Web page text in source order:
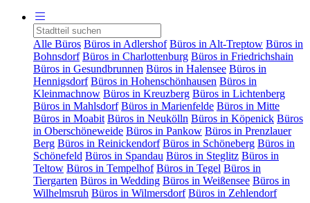
Alle Büros Büros in Adlershof Büros in Alt-Treptow Büros in
Bohnsdorf Büros in Charlottenburg Büros in Friedrichshain
Büros in Gesundbrunnen Büros in Halensee Büros in
Hennigsdorf Büros in Hohenschönhausen Büros in
Kleinmachnow Büros in Kreuzberg Büros in Lichtenberg
Büros in Mahlsdorf Büros in Marienfelde Büros in Mitte
Büros in Moabit Büros in Neukölln Büros in Köpenick Büros
in Oberschöneweide Büros in Pankow Büros in Prenzlauer
Berg Büros in Reinickendorf Büros in Schöneberg Büros in
Schönefeld Büros in Spandau Büros in Steglitz Büros in
Teltow Büros in Tempelhof Büros in Tegel Büros in
Tiergarten Büros in Wedding Büros in Weißensee Büros in
Wilhelmsruh Büros in Wilmersdorf Büros in Zehlendorf